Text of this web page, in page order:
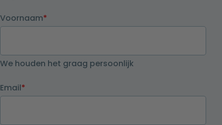
Voornaam*
We houden het graag persoonlijk
Email*